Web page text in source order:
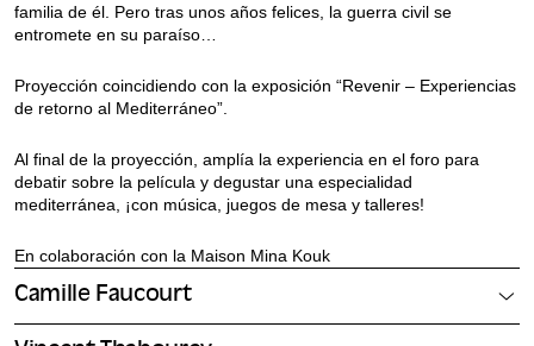
familia de él. Pero tras unos años felices, la guerra civil se
entromete en su paraíso…
Proyección coincidiendo con la exposición “Revenir – Experiencias
de retorno al Mediterráneo”.
Al final de la proyección, amplía la experiencia en el foro para
debatir sobre la película y degustar una especialidad
mediterránea, ¡con música, juegos de mesa y talleres!
En colaboración con la Maison Mina Kouk
Camille Faucourt